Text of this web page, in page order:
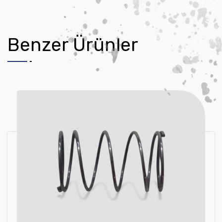
Benzer Ürünler